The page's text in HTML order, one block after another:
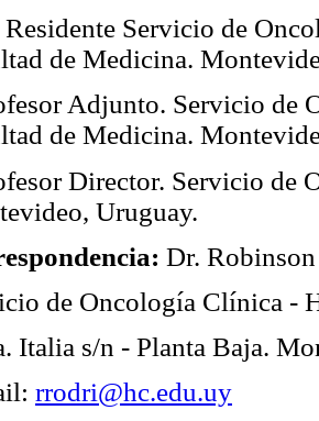
Servicio de
de Medicina.
Adjunto. Servicio de
de Medicina.
Director. Servicio de
Uruguay.
Dr.
de Oncología Clínica -
Italia s/n - Planta Baja.
rrodri@hc.edu.uy